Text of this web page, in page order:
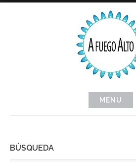
MENU
BÚSQUEDA